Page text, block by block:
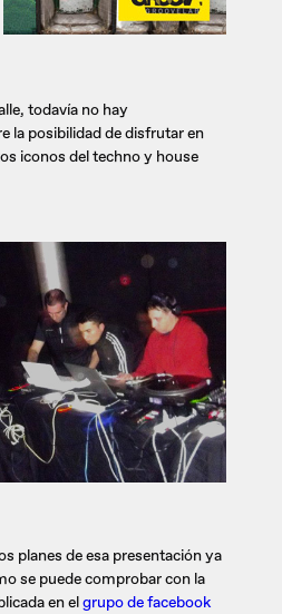
todavía no hay
la posibilidad de disfrutar en
iconos del techno y house
planes de esa presentación ya
se puede comprobar con la
en elgrupo de facebook